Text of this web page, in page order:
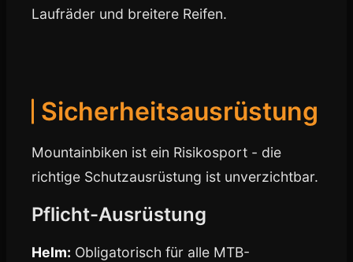
Laufräder und breitere Reifen.
Sicherheitsausrüstung
Mountainbiken ist ein Risikosport - die
richtige Schutzausrüstung ist unverzichtbar.
Pflicht-Ausrüstung
Helm: Obligatorisch für alle MTB-